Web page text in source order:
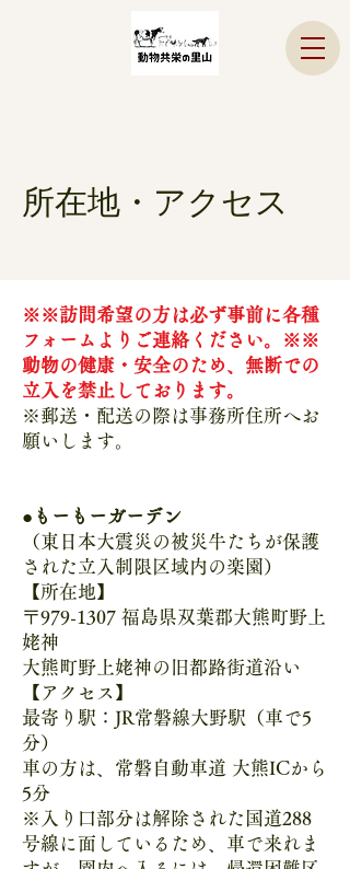
所在地・​アクセス
※※訪問希望の方は必ず事前に各種
フォームよりご連絡ください。※※
動物の健康・安全のため、無断での
立入を禁止しております。
※郵送・配送の際は事務所住所へお
願いします。
●もーもーガーデン
（東日本大震災の被災牛たちが保護
された立入制限区域内の楽園）
【所在地】
〒979-1307 福島県双葉郡大熊町野上
姥神
大熊町野上姥神の旧都路街道沿い
【アクセス】
最寄り駅：JR常磐線大野駅（車で5
分）
車の方は、常磐自動車道 大熊ICから
5分
※入り口部分は解除された国道288
号線に面しているため、車で来れま